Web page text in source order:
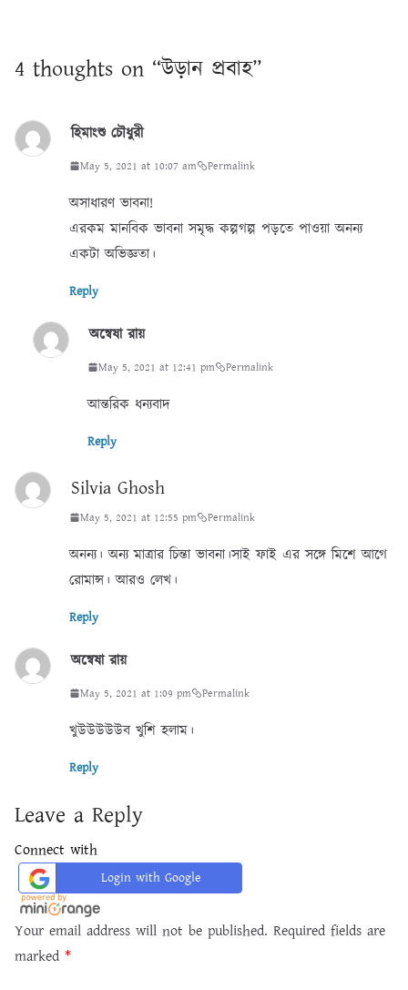
4 thoughts on “উড়ান প্রবাহ”
হিমাংশু চৌধুরী
May 5, 2021 at 10:07 am Permalink
অসাধারণ ভাবনা!
এরকম মানবিক ভাবনা সমৃদ্ধ কল্পগল্প পড়তে পাওয়া অনন্য
একটা অভিজ্ঞতা।
Reply
অন্বেষা রায়
May 5, 2021 at 12:41 pm Permalink
আন্তরিক ধন্যবাদ
Reply
Silvia Ghosh
May 5, 2021 at 12:55 pm Permalink
অনন্য। অন্য মাত্রার চিন্তা ভাবনা।সাই ফাই এর সঙ্গে মিশে আগে
রোমান্স। আরও লেখ।
Reply
অন্বেষা রায়
May 5, 2021 at 1:09 pm Permalink
খুউউউউউব খুশি হলাম।
Reply
Leave a Reply
Connect with
Login with Google
Your email address will not be published. Required fields are
marked *